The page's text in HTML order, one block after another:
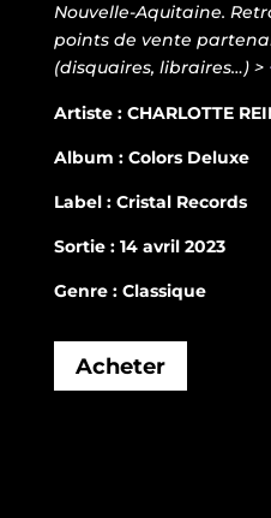
Nouvelle-Aquitaine.
points de vente
(disquaires, libraires…) >
Artiste : CHARLOTTE
Album : Colors Deluxe
Label : Cristal Records
Sortie : 14 avril 2023
Genre : Classique
Acheter